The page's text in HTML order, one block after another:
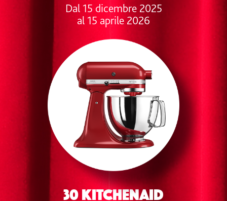
Dal 15 dicembre 2025
al 15 aprile 2026
30 KITCHENAID